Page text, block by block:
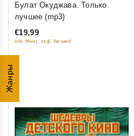
Жанры
out
5
Булат Окуджава. Только
лучшее (mp3)
€19,99
inkl. Mwst., zzgl. Versand